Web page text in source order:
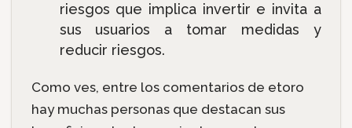
riesgos que implica invertir e invita a
sus usuarios a tomar medidas y
reducir riesgos.
Como ves, entre los comentarios de etoro
hay muchas personas que destacan sus